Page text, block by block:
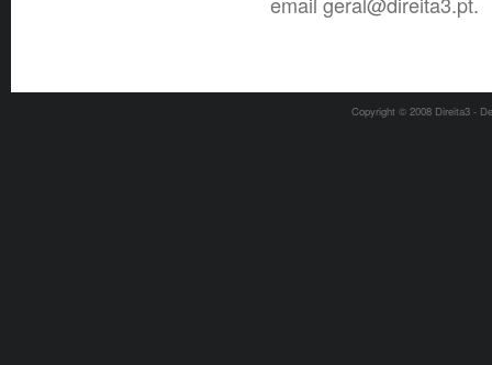
Copyright © 2008 Direita3 -